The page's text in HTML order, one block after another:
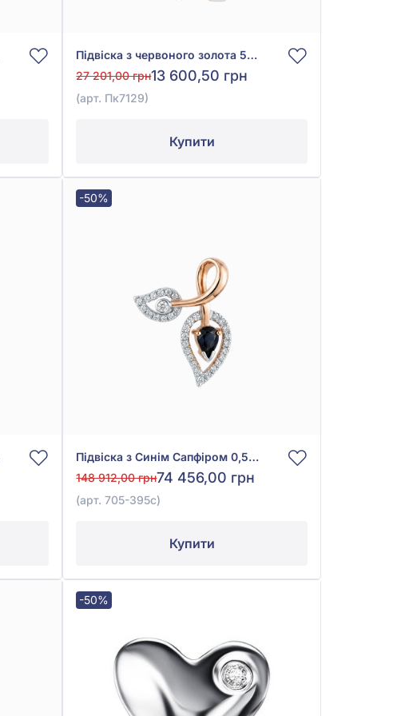
Підвіска з червоного золота 585° з діамантом 0,11ct, арт. Пк7129
27 201,00 грн13 600,50 грн
(арт. Пк7129)
Купити
-50%
Підвіска з Синім Сапфіром 0,57ct та Діамантом 0,35ct із червоно-білого золота 585°, арт. 705-395с
148 912,00 грн74 456,00 грн
(арт. 705-395с)
Купити
-50%